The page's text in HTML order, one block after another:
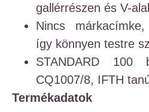
gallérrészen és V-
Nincs
így könnyen testre
STANDARD 100
CQ1007/8, IFTH
Termékadatok